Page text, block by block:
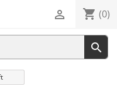
shopping_cart (0)

